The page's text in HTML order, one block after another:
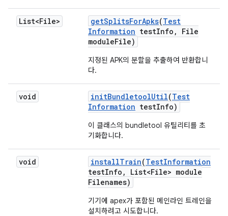
List<File> getSplitsForApks(Test
Information testInfo ,
File
moduleFile)
지정된 APK의 분할을 추출하여 반환합니
다.
void initBundletoolUtil(Test
Information testInfo)
이 클래스의 bundletool 유틸리티를 초
기화합니다.
void installTrain(TestInformation
testInfo ,
List<File> module
Filenames)
기기에 apex가 포함된 메인라인 트레인을
설치하려고 시도합니다.